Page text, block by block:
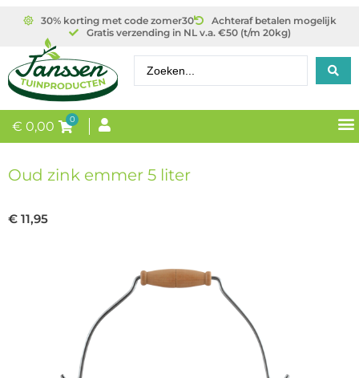
30% korting met code zomer30
Achteraf betalen mogelijk
Gratis verzending in NL v.a. €50 (t/m 20kg)
€ 0,00 0
Oud zink emmer 5 liter
€ 11,95